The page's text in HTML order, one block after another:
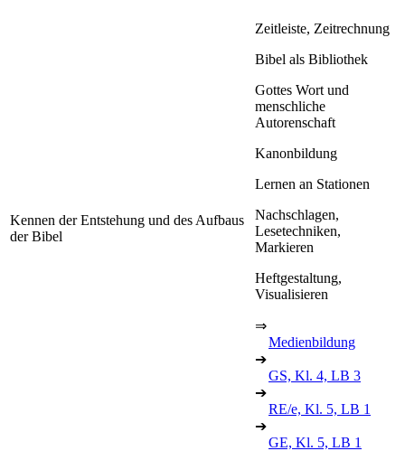
Kennen der Entstehung und des Aufbaus
der Bibel
Zeitleiste, Zeitrechnung
Bibel als Bibliothek
Gottes Wort und
menschliche
Autorenschaft
Kanonbildung
Lernen an Stationen
Nachschlagen,
Lesetechniken,
Markieren
Heftgestaltung,
Visualisieren
⇒
Medienbildung
➔
GS, Kl. 4, LB 3
➔
RE/e, Kl. 5, LB 1
➔
GE, Kl. 5, LB 1